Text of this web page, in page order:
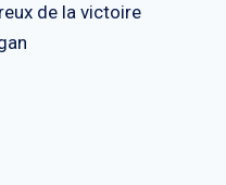
de la victoire